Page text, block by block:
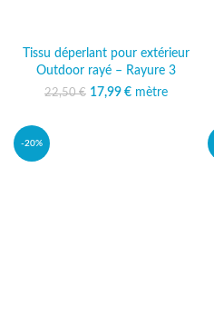
Tissu déperlant pour extérieur
Outdoor rayé – Rayure 3
22,50€ Le prix initial était :
17,99 €
Le prix
mètre
-20%